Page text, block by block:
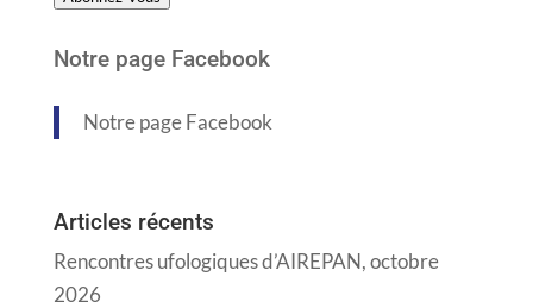
mail
Notre page Facebook
Notre page Facebook
Articles récents
Rencontres ufologiques d’AIREPAN, octobre
2026